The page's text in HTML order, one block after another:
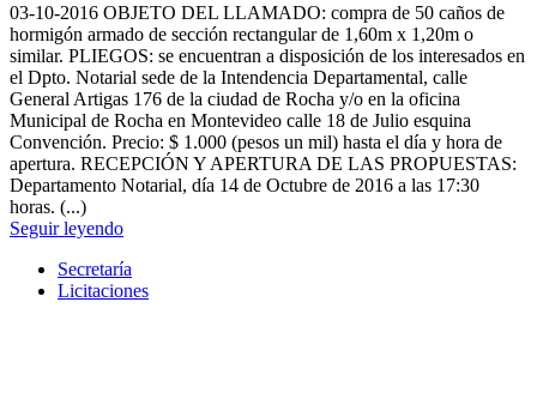
03-10-2016 OBJETO DEL LLAMADO: compra de 50 caños de
hormigón armado de sección rectangular de 1,60m x 1,20m o
similar. PLIEGOS: se encuentran a disposición de los interesados en
el Dpto. Notarial sede de la Intendencia Departamental, calle
General Artigas 176 de la ciudad de Rocha y/o en la oficina
Municipal de Rocha en Montevideo calle 18 de Julio esquina
Convención. Precio: $ 1.000 (pesos un mil) hasta el día y hora de
apertura. RECEPCIÓN Y APERTURA DE LAS PROPUESTAS:
Departamento Notarial, día 14 de Octubre de 2016 a las 17:30
horas. (...)
Seguir leyendo
Secretaría
Licitaciones